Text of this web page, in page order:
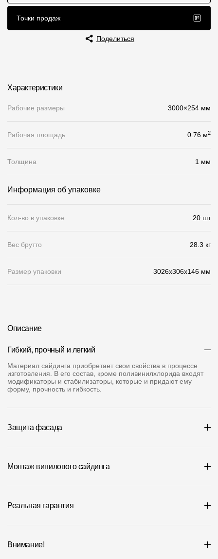
Конструктор
Калькулятор
Контакты
Контроль качества кровли
Качество фасадов
Отправка рекламации
Предложения по сотрудничеству
B2B
Челябинская область
Контакты
125212, Россия, Москва, Головинское ш., д. 5, стр. 1 (БЦ
Режим работы
Пн-Пт - 10-19
Точки продаж
Поделиться
Характеристики
Рабочие размеры 3000×254 мм
Рабочая площадь 0.76 м2
Толщина 1 мм
Информация об упаковке
Кол-во в упаковке 20 шт
Вес брутто 28.3 кг
Размер упаковки 3026x306x146 мм
Описание
Гибкий, прочный и легкий
Материал сайдинга приобретает свои свойства в процессе
изготовления. В его состав, кроме поливинилхлорида входят
модификаторы и стабилизаторы, которые и придают ему
форму, прочность и гибкость.
Защита фасада
Монтаж винилового сайдинга
Реальная гарантия
Внимание!